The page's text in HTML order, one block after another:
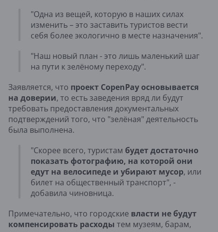
"Одна из вещей, которую в наших силах
изменить – это заставить туристов вести
себя более экологично в месте назначения".
"Наш новый план - это лишь маленький шаг
на пути к зелёному переходу".
Заявляется, что проект CopenPay основывается
на доверии, то есть заведения вряд ли будут
требовать предоставления документальных
подтверждений того, что "зелёная" деятельность
была выполнена.
"Скорее всего, туристам будет достаточно
показать фотографию, на которой они
едут на велосипеде и убирают мусор, или
билет на общественный транспорт", -
добавила чиновница.
Примечательно, что городские власти не будут
компенсировать расходы тем музеям, барам,